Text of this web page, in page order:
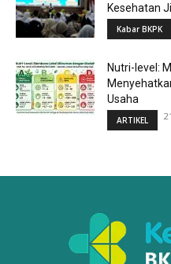
Kesehatan
Kabar BKPK
Nutri-level:
Usaha
ARTIKEL